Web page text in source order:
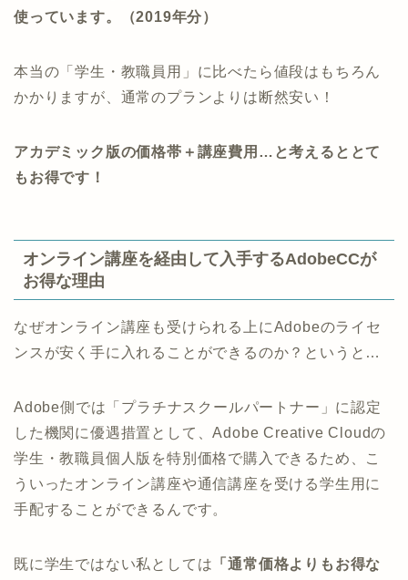
使っています。（2019年分）
本当の「学生・教職員用」に比べたら値段はもちろん
かかりますが、通常のプランよりは断然安い！
アカデミック版の価格帯＋講座費用…と考えるととて
もお得です！
オンライン講座を経由して入手するAdobeCCが
お得な理由
なぜオンライン講座も受けられる上にAdobeのライセ
ンスが安く手に入れることができるのか？というと…
Adobe側では「プラチナスクールパートナー」に認定
した機関に優遇措置として、Adobe Creative Cloudの
学生・教職員個人版を特別価格で購入できるため、こ
ういったオンライン講座や通信講座を受ける学生用に
手配することができるんです。
既に学生ではない私としては 「通常価格よりもお得な